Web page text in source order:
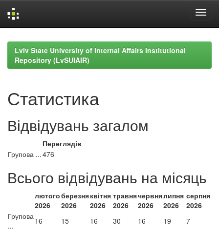
navigationLviv State University of Internal Affairs Institutional
Repository (LvSUIAIR)
Статистика
Відвідувань загалом
Переглядів
Групова ...476
Всього відвідувань на місяць
лютого
2026
березня
2026
квітня
2026
травня
2026
червня
2026
липня
2026
серпня
2026
Групова
...
16 15 16 30 16 19 7